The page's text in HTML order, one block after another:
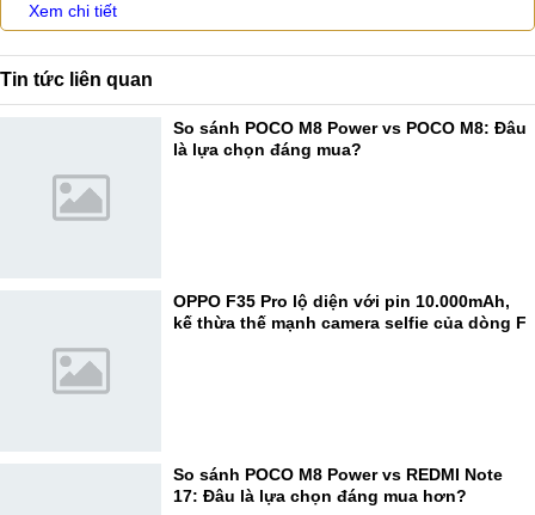
Xem chi tiết
Tin tức liên quan
So sánh POCO M8 Power vs POCO M8: Đâu
là lựa chọn đáng mua?
OPPO F35 Pro lộ diện với pin 10.000mAh,
kế thừa thế mạnh camera selfie của dòng F
So sánh POCO M8 Power vs REDMI Note
17: Đâu là lựa chọn đáng mua hơn?